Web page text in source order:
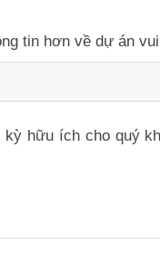
tin hơn về dự án
hữu ích cho quý